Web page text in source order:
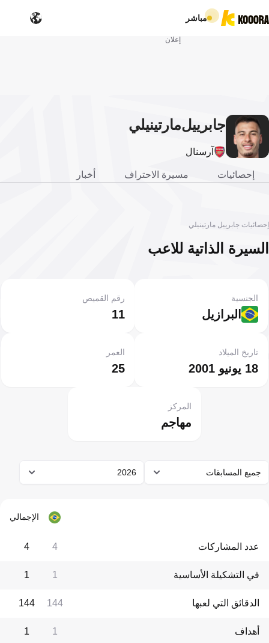
مباشر
إعلان
جابرييلمارتينيلي
آرسنال
إحصائيات مسيرة الاحتراف أخبار
إحصائيات جابرييل مارتينيلي
السيرة الذاتية للاعب
البرازيل
الجنسية
11
رقم القميص
18 يونيو 2001
تاريخ الميلاد
25
العمر
مهاجم
المركز
جميع المسابقات 2026
الإجمالي
عدد المشاركات 4
4
في التشكيلة الأساسية 1
1
الدقائق التي لعبها 144
144
أهداف 1
1